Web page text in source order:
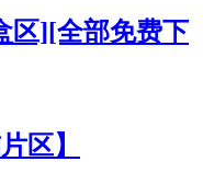
区][全部免费下
区】